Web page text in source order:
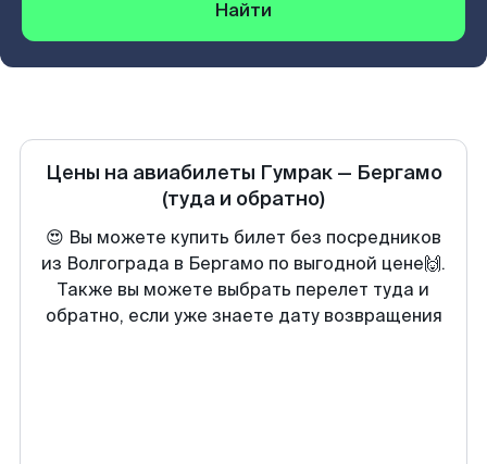
Найти
Цены на авиабилеты Гумрак— Бергамо
(туда и обратно)
😍 Вы можете купить билет без посредников
из Волгограда в Бергамо по выгодной цене🙌.
Также вы можете выбрать перелет туда и
обратно, если уже знаете дату возвращения